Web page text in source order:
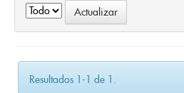
Resultados 1-1 de 1.